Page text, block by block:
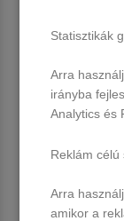
Statisztikák
Arra
irányba
Analytics és
Reklám célú
Arra
amikor a